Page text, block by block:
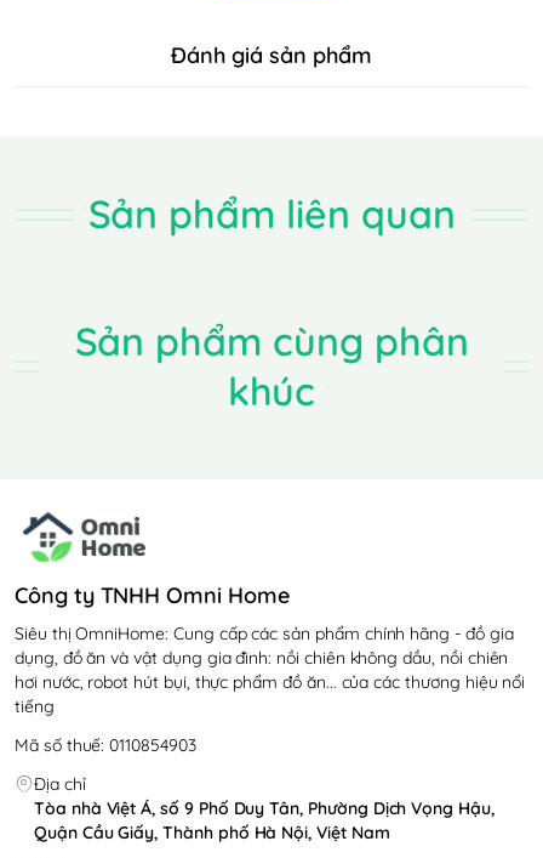
ĐẶC ĐIỂM NỔI BẬT
đáp ứng tối đa nhu cầu xay của người dùng một
cách nhanh chóng.
Dù hoạt động ở công xuất cao nhưng máy xay đa
năng không hề gây ra những tiếng ồn khó chịu cho
người dùng tận hưởng không gian yên tĩnh, thư thái.
Lưỡi dao được làm từ bằng thép không gỉ có độ
Đánh giá sản phẩm
Sản phẩm liên quan
Sản phẩm cùng phân
khúc
Công ty TNHH Omni Home
Siêu thị OmniHome: Cung cấp các sản phẩm chính hãng - đồ gia
dụng, đồ ăn và vật dụng gia đình: nồi chiên không dầu, nồi chiên
hơi nước, robot hút bụi, thực phẩm đồ ăn... của các thương hiệu nổi
tiếng
Mã số thuế: 0110854903
Địa chỉ
Tòa nhà Việt Á, số 9 Phố Duy Tân, Phường Dịch Vọng Hậu,
Quận Cầu Giấy, Thành phố Hà Nội, Việt Nam